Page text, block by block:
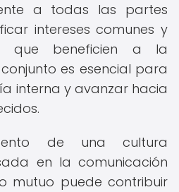
a todas las partes
intereses comunes y
que beneficien a la
es esencial para
interna y avanzar hacia
de una cultura
en la comunicación
mutuo puede contribuir